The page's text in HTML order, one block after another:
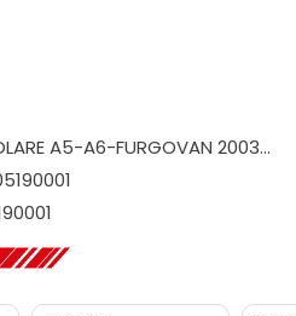
A5-A6-FURGOVAN 2003...